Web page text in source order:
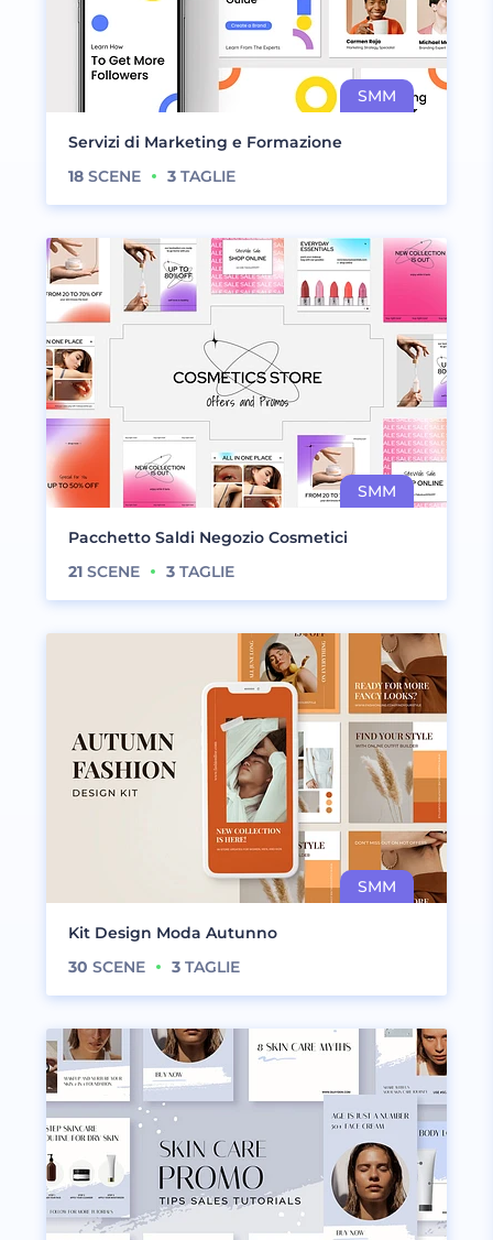
Servizi di Marketing e Formazione
18 SCENE 3 TAGLIE
Pacchetto Saldi Negozio Cosmetici
21 SCENE 3 TAGLIE
Kit Design Moda Autunno
30 SCENE 3 TAGLIE